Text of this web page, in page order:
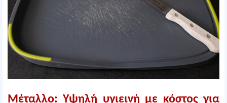
Μέταλλο: Υψηλή υγιεινή με κόστος για